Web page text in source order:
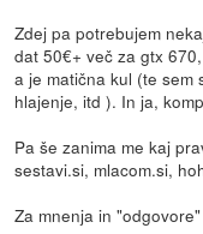
Zdej pa potrebujem
dat 50€+ več za gtx
a je matična kul (te sem
hlajenje, itd ). In ja,
Pa še zanima me kaj
sestavi.si, mlacom.si,
Za mnenja in